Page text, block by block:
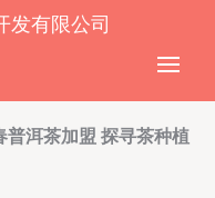
发有限公司
普洱茶加盟 探寻茶种植